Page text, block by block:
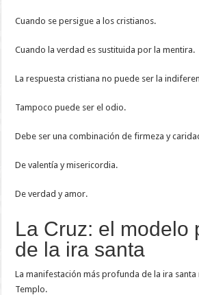
Cuando se persigue a los cristianos.
Cuando la verdad es sustituida por la mentira.
La respuesta cristiana no puede ser la
Tampoco puede ser el odio.
Debe ser una combinación de firmeza y
De valentía y misericordia.
De verdad y amor.
La Cruz: el modelo
de la ira santa
La manifestación más profunda de la ira santa
Templo.